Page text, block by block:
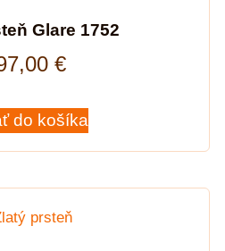
Glare 1752
€
do košíka